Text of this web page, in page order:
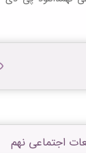
اجتماعی نهم